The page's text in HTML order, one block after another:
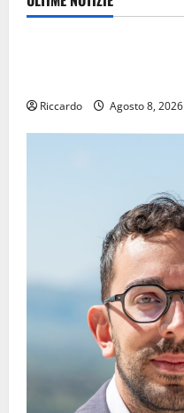
Eventi
Riccardo Agosto 8, 2026